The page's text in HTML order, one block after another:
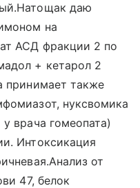
даю
на
АСД фракции 2 по
+ кетарол 2
принимает также
нуксвомика
врача гомеопата)
Интоксикация
от
47, белок